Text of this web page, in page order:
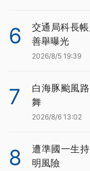
6
交通局科長
善舉曝光
2026/8/5 19:39
7
白海豚颱風
舞
2026/8/6 13:02
8
遭準國一生
明風險